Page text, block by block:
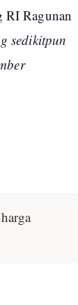
RI Ragunan
sedikitpun